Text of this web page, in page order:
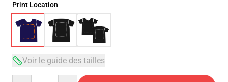
Print Location
Voir le guide des tailles